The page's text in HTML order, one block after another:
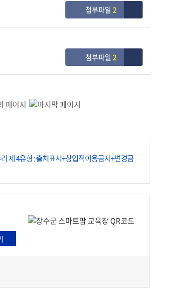
첨부파일2
첨부파일2
제 4유형 : 출처표시+상업적이용금지+변경금